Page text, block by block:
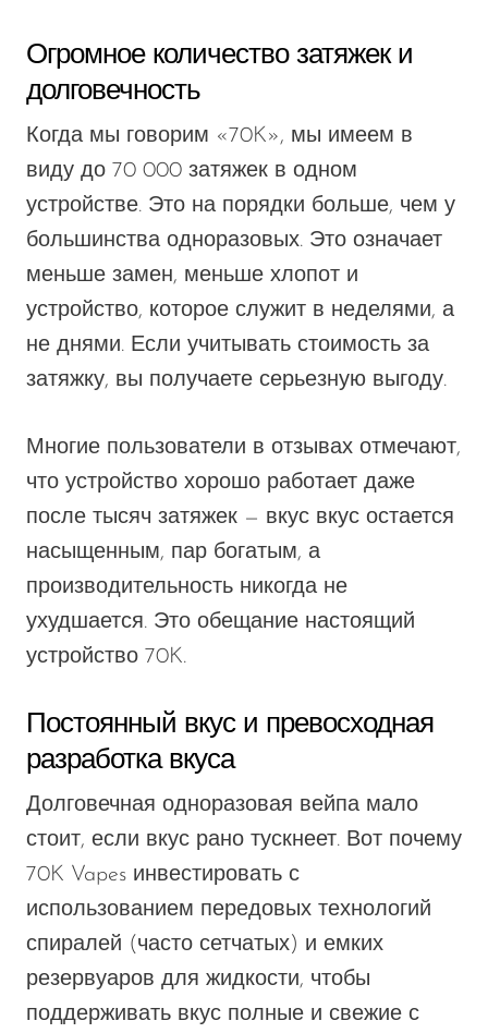
Огромное количество затяжек и
долговечность
Когда мы говорим «70K», мы имеем в
виду до 70 000 затяжек в одном
устройстве. Это на порядки больше, чем у
большинства одноразовых. Это означает
меньше замен, меньше хлопот и
устройство, которое служит в неделями, а
не днями. Если учитывать стоимость за
затяжку, вы получаете серьезную выгоду.
Многие пользователи в отзывах отмечают,
что устройство хорошо работает даже
после тысяч затяжек — вкус вкус остается
насыщенным, пар богатым, а
производительность никогда не
ухудшается. Это обещание настоящий
устройство 70K.
Постоянный вкус и превосходная
разработка вкуса
Долговечная одноразовая вейпа мало
стоит, если вкус рано тускнеет. Вот почему
70K Vapes инвестировать с
использованием передовых технологий
спиралей (часто сетчатых) и емких
резервуаров для жидкости, чтобы
поддерживать вкус полные и свежие с